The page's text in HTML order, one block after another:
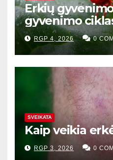
Erkių
gyvenimo
RGP 4, 2026 0
SVEIKATA
Kaip veikia
RGP 3, 2026 0